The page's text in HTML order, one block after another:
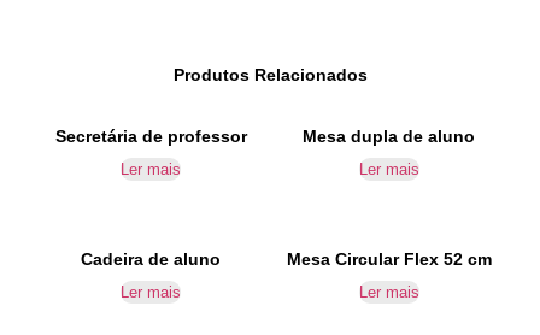
Produtos Relacionados
Secretária de professor
Ler mais
Mesa dupla de aluno
Ler mais
Cadeira de aluno
Ler mais
Mesa Circular Flex 52 cm
Ler mais